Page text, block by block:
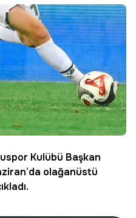
Kulübü Başkan
olağanüstü